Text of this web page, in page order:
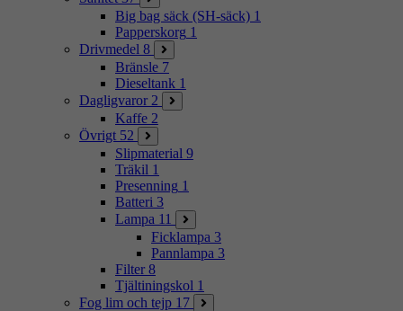
Big bag säck (SH-säck) 1
Papperskorg 1
Drivmedel 8
Bränsle 7
Dieseltank 1
Dagligvaror 2
Kaffe 2
Övrigt 52
Slipmaterial 9
Träkil 1
Presenning 1
Batteri 3
Lampa 11
Ficklampa 3
Pannlampa 3
Filter 8
Tjältiningskol 1
Fog lim och tejp 17